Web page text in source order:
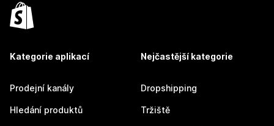
Kategorie aplikací
Prodejní kanály
Hledání produktů
Nejčastější kategorie
Dropshipping
Tržiště